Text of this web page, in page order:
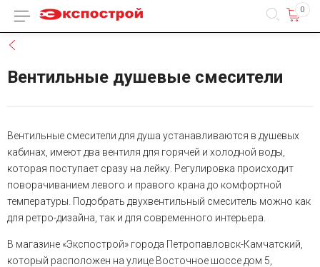
Каталог товаров 0
Вентильные душевые смесители
Вентильные смесители для душа устанавливаются в душевых
кабинах, имеют два вентиля для горячей и холодной воды,
которая поступает сразу на лейку. Регулировка происходит
поворачиванием левого и правого крана до комфортной
температуры. Подобрать двухвентильный смеситель можно как
для ретро-дизайна, так и для современного интерьера.
В магазине «Экспострой» города Петропавловск-Камчатский,
который расположен на улице Восточное шоссе дом 5,